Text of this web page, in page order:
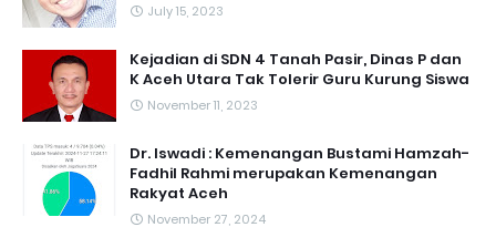
July 15, 2023
Kejadian di SDN 4 Tanah Pasir, Dinas P dan
K Aceh Utara Tak Tolerir Guru Kurung Siswa
November 11, 2023
Dr. Iswadi : Kemenangan Bustami Hamzah-
Fadhil Rahmi merupakan Kemenangan
Rakyat Aceh
November 27, 2024